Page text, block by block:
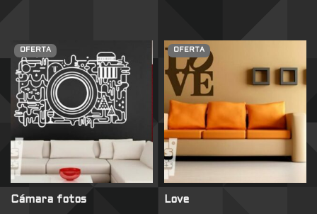
OFERTA
Cámara fotos
OFERTA
Love